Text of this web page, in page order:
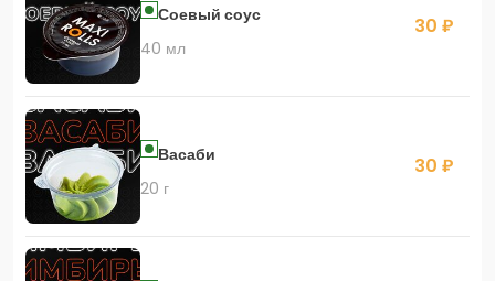
Соевый соус
40 мл
30 ₽
Васаби
20 г
30 ₽